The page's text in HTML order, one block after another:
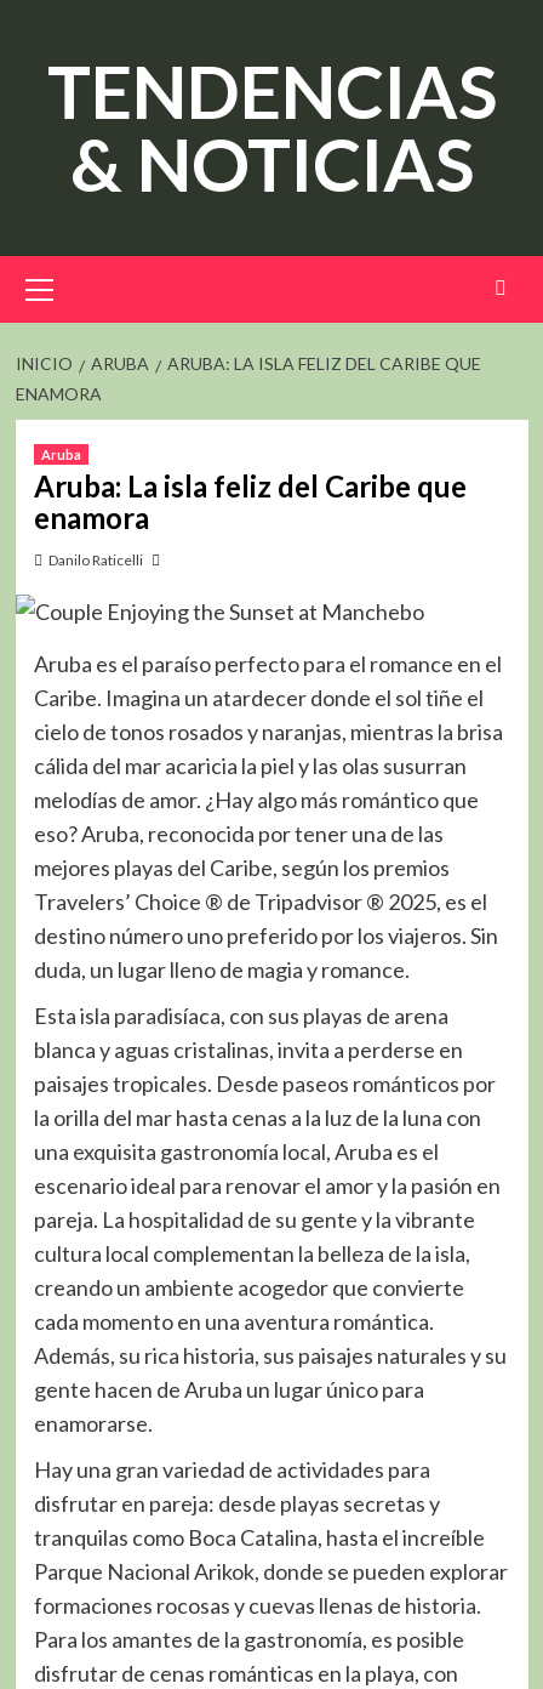
contenidoTENDENCIAS
& NOTICIAS
principal
INICIO ARUBA
ARUBA: LA ISLA FELIZ DEL CARIBE QUE
ENAMORA
Aruba
Aruba: La isla feliz del Caribe que
enamora
Danilo Raticelli
Aruba es el paraíso perfecto para el romance en el
Caribe. Imagina un atardecer donde el sol tiñe el
cielo de tonos rosados y naranjas, mientras la brisa
cálida del mar acaricia la piel y las olas susurran
melodías de amor. ¿Hay algo más romántico que
eso? Aruba, reconocida por tener una de las
mejores playas del Caribe, según los premios
Travelers’ Choice ® de Tripadvisor ® 2025, es el
destino número uno preferido por los viajeros. Sin
duda, un lugar lleno de magia y romance.
Esta isla paradisíaca, con sus playas de arena
blanca y aguas cristalinas, invita a perderse en
paisajes tropicales. Desde paseos románticos por
la orilla del mar hasta cenas a la luz de la luna con
una exquisita gastronomía local, Aruba es el
escenario ideal para renovar el amor y la pasión en
pareja. La hospitalidad de su gente y la vibrante
cultura local complementan la belleza de la isla,
creando un ambiente acogedor que convierte
cada momento en una aventura romántica.
Además, su rica historia, sus paisajes naturales y su
gente hacen de Aruba un lugar único para
enamorarse.
Hay una gran variedad de actividades para
disfrutar en pareja: desde playas secretas y
tranquilas como Boca Catalina, hasta el increíble
Parque Nacional Arikok, donde se pueden explorar
formaciones rocosas y cuevas llenas de historia.
Para los amantes de la gastronomía, es posible
disfrutar de cenas románticas en la playa, con